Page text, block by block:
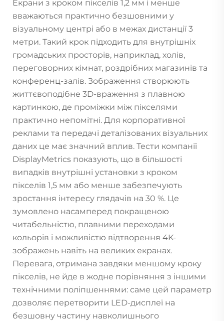
Екрани з кроком пікселів 1,2 мм і менше
вважаються практично безшовними у
візуальному центрі або в межах дистанції 3
метри. Такий крок підходить для внутрішніх
громадських просторів, наприклад, холів,
переговорних кімнат, роздрібних магазинів та
конференц-залів. Зображення створюють
життєвоподібне 3D-враження з плавною
картинкою, де проміжки між пікселями
практично непомітні. Для корпоративної
реклами та передачі деталізованих візуальних
даних це має значний вплив. Тести компанії
DisplayMetrics показують, що в більшості
випадків внутрішні установки з кроком
пікселів 1,5 мм або менше забезпечують
зростання інтересу глядачів на 30 %. Це
зумовлено насамперед покращеною
читабельністю, плавними переходами
кольорів і можливістю відтворення 4K-
зображень навіть на великих екранах.
Перевага, отримана завдяки меншому кроку
пікселів, не йде в жодне порівняння з іншими
технічними поліпшеннями: саме цей параметр
дозволяє перетворити LED-дисплеї на
безшовну частину навколишнього